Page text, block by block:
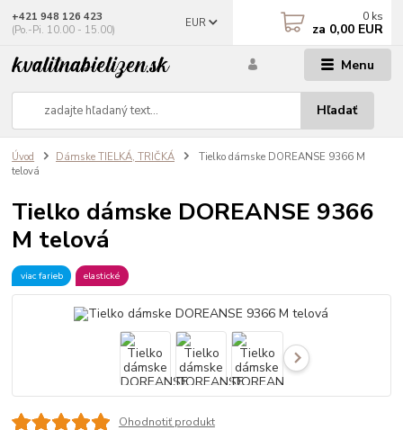
Menu
EUR
Hľadať
+421 948 126 423
(Po.-Pi. 10.00 - 15.00)
0 ks
za 0,00 EUR
Úvod Dámske TIELKÁ, TRIČKÁ
Tielko dámske DOREANSE 9366 M
telová
Tielko dámske DOREANSE 9366
M telová
viac farieb elastické
Ohodnotiť produkt